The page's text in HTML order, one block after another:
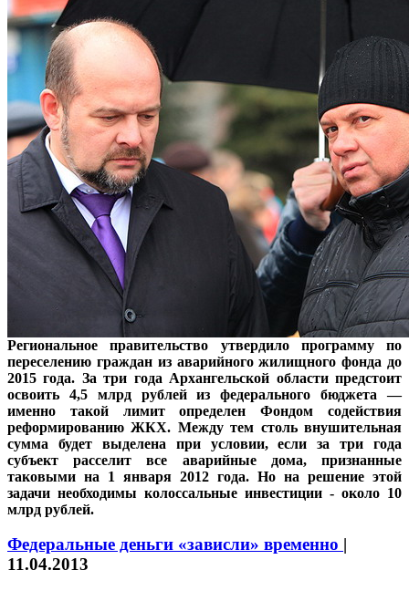
Региональное правительство утвердило программу по
переселению граждан из аварийного жилищного фонда до
2015 года. За три года Архангельской области предстоит
освоить 4,5 млрд рублей из федерального бюджета —
именно такой лимит определен Фондом содействия
реформированию ЖКХ. Между тем столь внушительная
сумма будет выделена при условии, если за три года
субъект расселит все аварийные дома, признанные
таковыми на 1 января 2012 года. Но на решение этой
задачи необходимы колоссальные инвестиции - около 10
млрд рублей.
Федеральные деньги «зависли» временно |
11.04.2013